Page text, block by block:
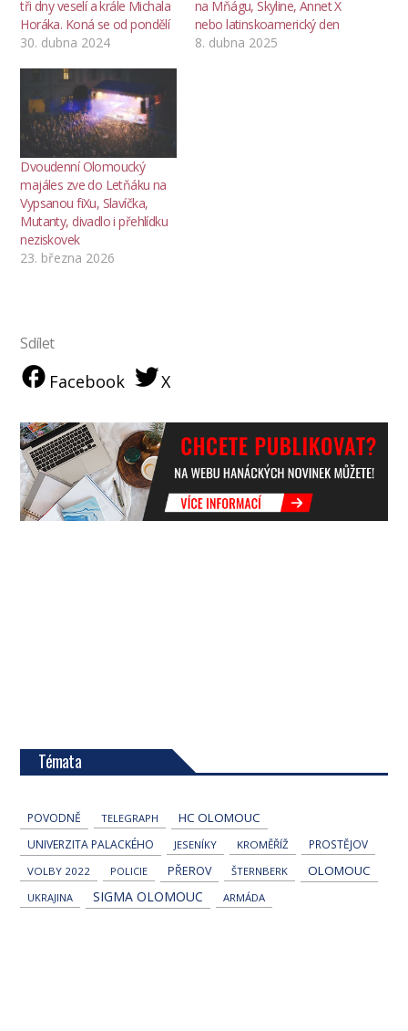
tři dny veselí a krále Michala
Horáka. Koná se od pondělí
30. dubna 2024
na Mňágu, Skyline, Annet X
nebo latinskoamerický den
8. dubna 2025
Dvoudenní Olomoucký
majáles zve do Letňáku na
Vypsanou fiXu, Slavíčka,
Mutanty, divadlo i přehlídku
neziskovek
23. března 2026
Sdílet
Facebook X
Témata
POVODNĚ TELEGRAPH HC OLOMOUC
UNIVERZITA PALACKÉHO JESENÍKY KROMĚŘÍŽ PROSTĚJOV
VOLBY 2022 POLICIE PŘEROV ŠTERNBERK OLOMOUC
UKRAJINA SIGMA OLOMOUC ARMÁDA